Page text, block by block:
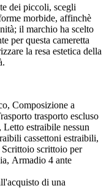
dei piccoli, scegli
morbide, affinchè
il marchio ha scelto
per questa cameretta
la resa estetica della
Composizione a
trasporto escluso
estraibile nessun
cassettoni estraibili,
Scrittoio scrittoio per
Armadio 4 ante
di una